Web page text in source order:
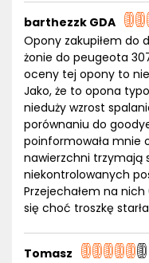
barthezzk GDA
Opony zakupiłem do
żonie do peugeota
oceny tej opony to
Jako, że to opona
nieduży wzrost
porównaniu do
poinformowała mnie
nawierzchni trzymają
niekontrolowanych
Przejechałem na
się choć troszkę
Tomasz